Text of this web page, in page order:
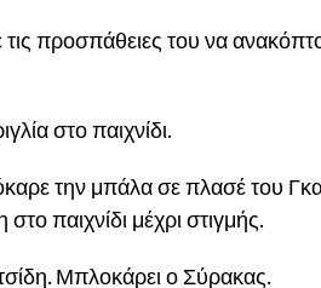
προσπάθειες του να
στο παιχνίδι.
την μπάλα σε πλασέ του
παιχνίδι μέχρι στιγμής.
Μπλοκάρει ο Σύρακας.